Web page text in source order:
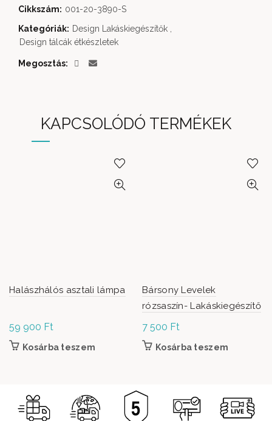
Cikkszám: 001-20-3890-S
Kategóriák: Design Lakáskiegészítők
Design tálcák étkészletek
Megosztás
KAPCSOLÓDÓ TERMÉKEK
Halászhálós asztali lámpa
59 900 Ft
Kosárba teszem
Bársony Levelek
rózsaszín- Lakáskiegészítő
7 500 Ft
Kosárba teszem